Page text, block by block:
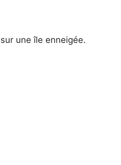
une île enneigée.